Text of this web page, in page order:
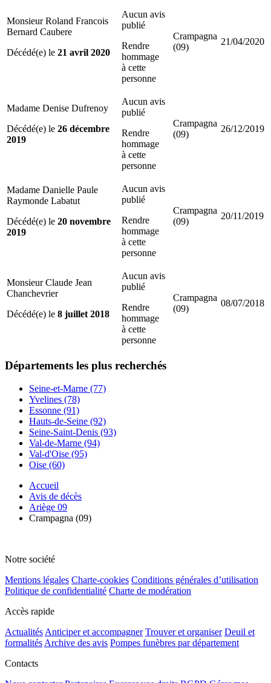
Monsieur Roland Francois
Bernard Caubere
Décédé(e) le 21 avril 2020
Aucun avis
publié
Rendre
hommage
à cette
personne
Crampagna
(09)
21/04/2020
Madame Denise Dufrenoy
Décédé(e) le 26 décembre
2019
Aucun avis
publié
Rendre
hommage
à cette
personne
Crampagna
(09)
26/12/2019
Madame Danielle Paule
Raymonde Labatut
Décédé(e) le 20 novembre
2019
Aucun avis
publié
Rendre
hommage
à cette
personne
Crampagna
(09)
20/11/2019
Monsieur Claude Jean
Chanchevrier
Décédé(e) le 8 juillet 2018
Aucun avis
publié
Rendre
hommage
à cette
personne
Crampagna
(09)
08/07/2018
Départements les plus recherchés
Seine-et-Marne (77)
Yvelines (78)
Essonne (91)
Hauts-de-Seine (92)
Seine-Saint-Denis (93)
Val-de-Marne (94)
Val-d'Oise (95)
Oise (60)
Accueil
Avis de décès
Ariège 09
Crampagna (09)
Notre société
Mentions légales Charte-cookies Conditions générales d’utilisation
Politique de confidentialité Charte de modération
Accès rapide
Actualités Anticiper et accompagner Trouver et organiser Deuil et
formalités Archive des avis Pompes funèbres par département
Contacts